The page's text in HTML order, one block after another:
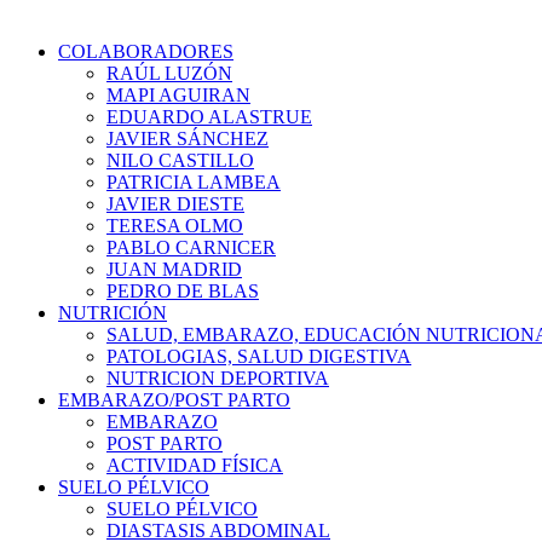
COLABORADORES
RAÚL LUZÓN
MAPI AGUIRAN
EDUARDO ALASTRUE
JAVIER SÁNCHEZ
NILO CASTILLO
PATRICIA LAMBEA
JAVIER DIESTE
TERESA OLMO
PABLO CARNICER
JUAN MADRID
PEDRO DE BLAS
NUTRICIÓN
SALUD, EMBARAZO, EDUCACIÓN
PATOLOGIAS, SALUD DIGESTIVA
NUTRICION DEPORTIVA
EMBARAZO/POST PARTO
EMBARAZO
POST PARTO
ACTIVIDAD FÍSICA
SUELO PÉLVICO
SUELO PÉLVICO
DIASTASIS ABDOMINAL